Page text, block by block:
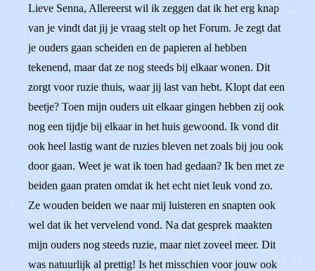
Lieve Senna, Allereerst wil ik zeggen dat ik het erg knap
van je vindt dat jij je vraag stelt op het Forum. Je zegt dat
je ouders gaan scheiden en de papieren al hebben
tekenend, maar dat ze nog steeds bij elkaar wonen. Dit
zorgt voor ruzie thuis, waar jij last van hebt. Klopt dat een
beetje? Toen mijn ouders uit elkaar gingen hebben zij ook
nog een tijdje bij elkaar in het huis gewoond. Ik vond dit
ook heel lastig want de ruzies bleven net zoals bij jou ook
door gaan. Weet je wat ik toen had gedaan? Ik ben met ze
beiden gaan praten omdat ik het echt niet leuk vond zo.
Ze wouden beiden we naar mij luisteren en snapten ook
wel dat ik het vervelend vond. Na dat gesprek maakten
mijn ouders nog steeds ruzie, maar niet zoveel meer. Dit
was natuurlijk al prettig! Is het misschien voor jouw ook